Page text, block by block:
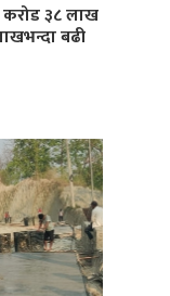
करोड ३८ लाख
बढी